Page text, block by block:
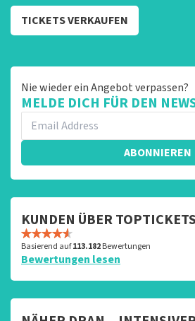
TICKETS VERKAUFEN
Nie wieder ein Angebot verpassen?
MELDE DICH FÜR DEN
ABONNIEREN
KUNDEN ÜBER
Basierend auf113.182Bewertungen
Bewertungen lesen